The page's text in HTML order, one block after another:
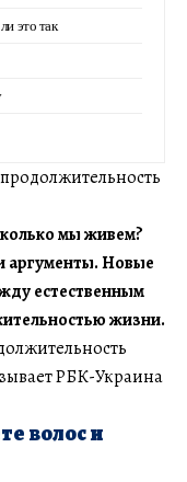
это так
мы живем?
аргументы. Новые
естественным
жизни.
РБК-Украина
волос и